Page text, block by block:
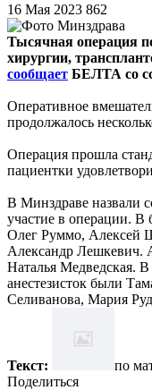
16 Мая 2023 862
Тысячная операция
хирургии,
сообщает БЕЛТА со
Оперативное
продолжалось
Операция прошла
пациентки
В Минздраве назвали
участие в операции.
Олег Руммо, Алексей
Александр Лешкевич.
Наталья Медведская. В
анестезисток были
Селиванова, Мария
Текст:
по
Поделиться